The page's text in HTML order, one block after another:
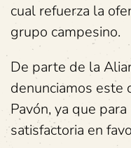
cual refuerza la
grupo campesino.
De parte de la
denunciamos este
Pavón, ya que
satisfactoria en